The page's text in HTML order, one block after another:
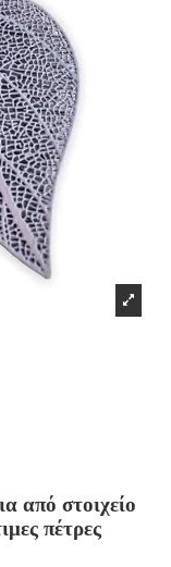
από στοιχείο
πέτρες